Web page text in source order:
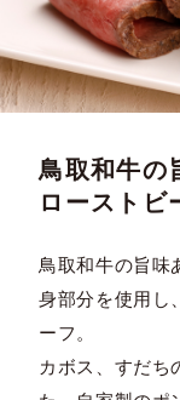
鳥取和牛の
ローストビ
鳥取和牛の旨味
身部分を使用し
ーフ。
カボス、すだち